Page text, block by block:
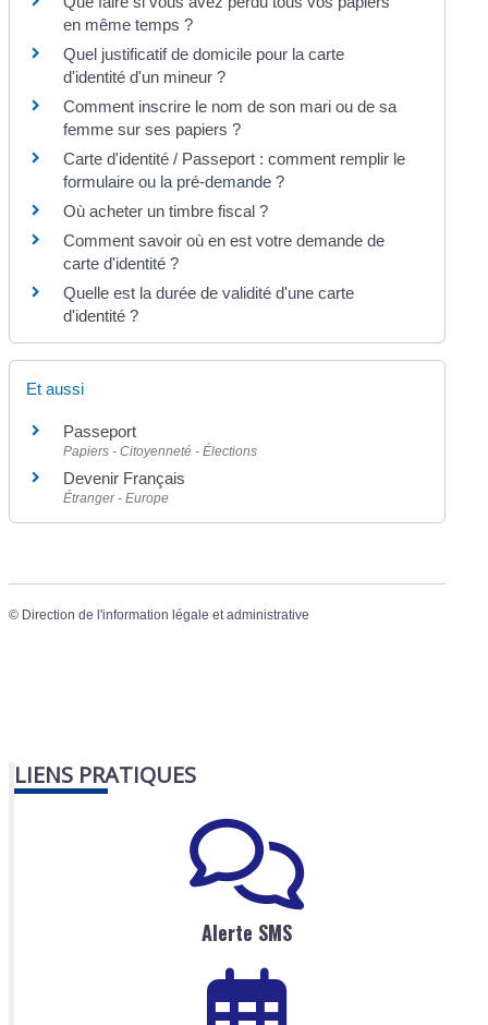
en même temps ?
Quel justificatif de domicile pour la carte
d'identité d'un mineur ?
Comment inscrire le nom de son mari ou de sa
femme sur ses papiers ?
Carte d'identité / Passeport : comment remplir le
formulaire ou la pré-demande ?
Où acheter un timbre fiscal ?
Comment savoir où en est votre demande de
carte d'identité ?
Quelle est la durée de validité d'une carte
d'identité ?
Et aussi
Passeport
Papiers - Citoyenneté - Élections
Devenir Français
Étranger - Europe
© Direction de l'information légale et administrative
LIENS PRATIQUES
Alerte SMS